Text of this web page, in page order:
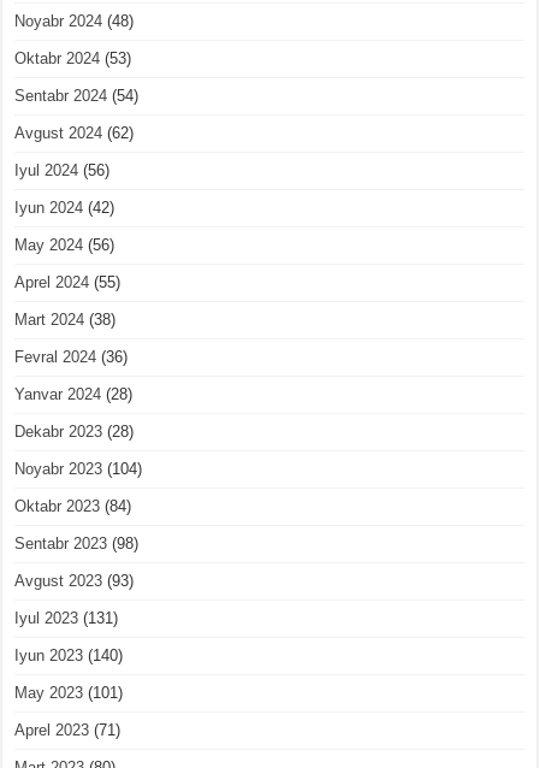
Noyabr 2024 (48)
Oktabr 2024 (53)
Sentabr 2024 (54)
Avgust 2024 (62)
Iyul 2024 (56)
Iyun 2024 (42)
May 2024 (56)
Aprel 2024 (55)
Mart 2024 (38)
Fevral 2024 (36)
Yanvar 2024 (28)
Dekabr 2023 (28)
Noyabr 2023 (104)
Oktabr 2023 (84)
Sentabr 2023 (98)
Avgust 2023 (93)
Iyul 2023 (131)
Iyun 2023 (140)
May 2023 (101)
Aprel 2023 (71)